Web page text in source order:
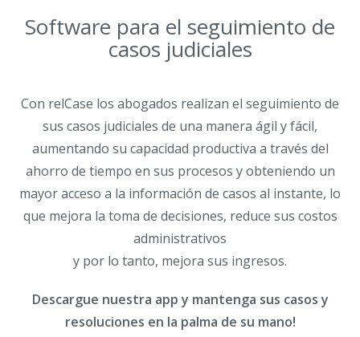
Software para el seguimiento de
casos judiciales
Con relCase los abogados realizan el seguimiento de
sus casos judiciales de una manera ágil y fácil,
aumentando su capacidad productiva a través del
ahorro de tiempo en sus procesos y obteniendo un
mayor acceso a la información de casos al instante, lo
que mejora la toma de decisiones, reduce sus costos
administrativos
y por lo tanto, mejora sus ingresos.
Descargue nuestra app y mantenga sus casos y
resoluciones en la palma de su mano!